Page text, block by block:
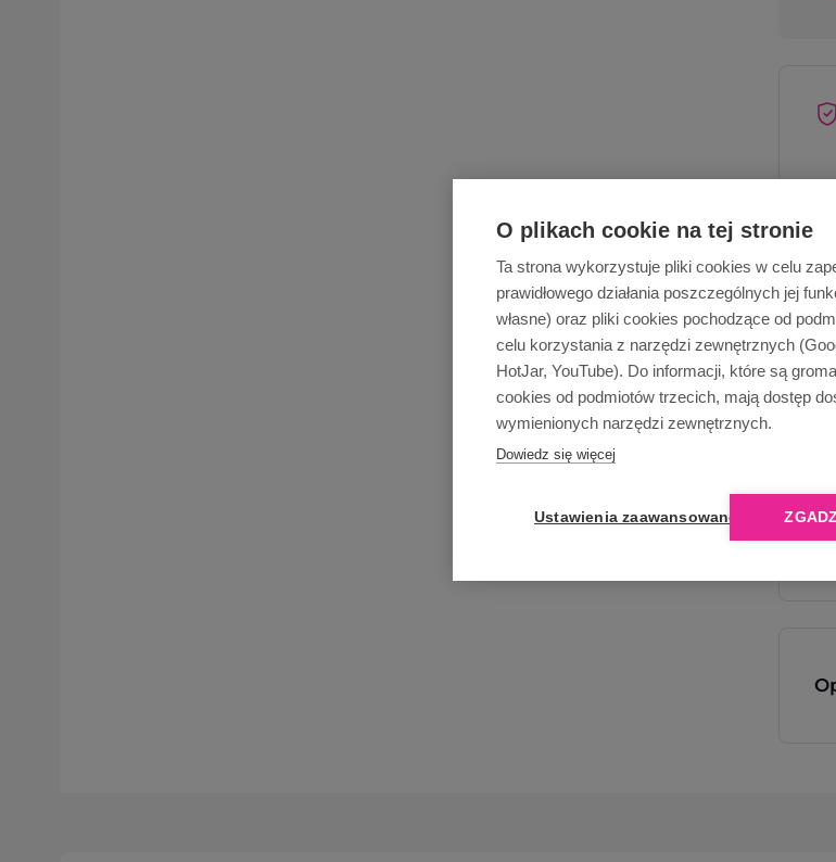
O plikach cookie na tej stronie
Ta strona wykorzystuje pliki cookies w celu
prawidłowego działania poszczególnych jej
własne) oraz pliki cookies pochodzące od
celu korzystania z narzędzi zewnętrznych
HotJar, YouTube). Do informacji, które są
cookies od podmiotów trzecich, mają dostęp
wymienionych narzędzi zewnętrznych.
Dowiedz się więcej
Ustawienia zaawansowane